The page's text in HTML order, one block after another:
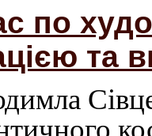
по
та